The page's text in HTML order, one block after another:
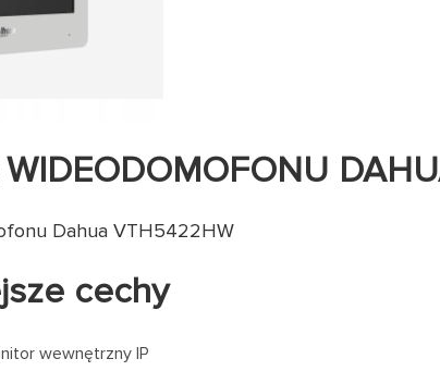
WIDEODOMOFONU
Dahua VTH5422HW
cechy
wewnętrzny IP